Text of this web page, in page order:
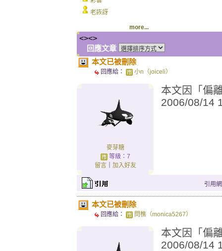
老詼訝
more...
<><>
回應文章
本文已被刪除
回應給： 小n（joiceli）
麥芽糖
等級：7
留言｜ 加入好友
本文因「偏
2006/08/14
引用
本文已被刪除
回應給： 問樵（monica5267）
本文因「偏
2006/08/14